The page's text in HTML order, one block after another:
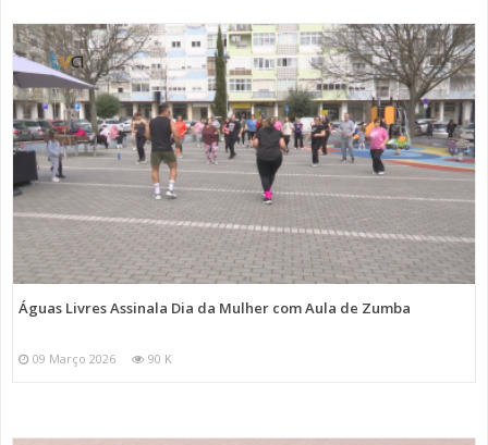
Águas Livres Assinala Dia da Mulher com Aula de Zumba
09 Março 2026 90 K